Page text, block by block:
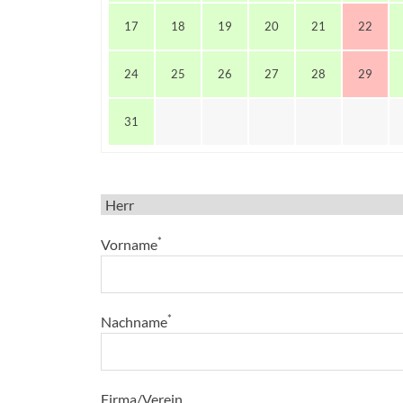
17 18 19 20 21 22
24 25 26 27 28 29
31
Vorname*
Nachname*
Firma/Verein